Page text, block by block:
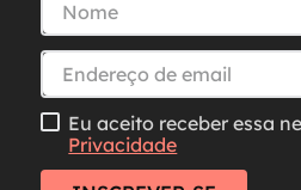
Eu aceito receber essa
Privacidade